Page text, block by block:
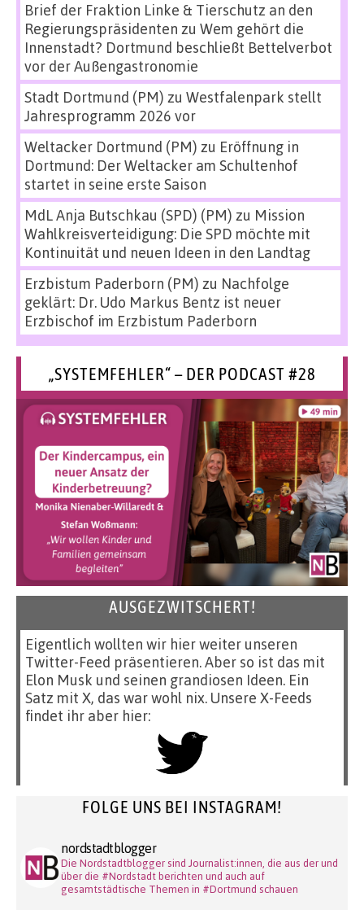
Brief der Fraktion Linke & Tierschutz an den
Regierungspräsidenten zu Wem gehört die
Innenstadt? Dortmund beschließt Bettelverbot
vor der Außengastronomie
Stadt Dortmund (PM) zu Westfalenpark stellt
Jahresprogramm 2026 vor
Weltacker Dortmund (PM) zu Eröffnung in
Dortmund: Der Weltacker am Schultenhof
startet in seine erste Saison
MdL Anja Butschkau (SPD) (PM) zu Mission
Wahlkreisverteidigung: Die SPD möchte mit
Kontinuität und neuen Ideen in den Landtag
Erzbistum Paderborn (PM) zu Nachfolge
geklärt: Dr. Udo Markus Bentz ist neuer
Erzbischof im Erzbistum Paderborn
„SYSTEMFEHLER“ – DER PODCAST #28
AUSGEZWITSCHERT!
Eigentlich wollten wir hier weiter unseren
Twitter-Feed präsentieren. Aber so ist das mit
Elon Musk und seinen grandiosen Ideen. Ein
Satz mit X, das war wohl nix. Unsere X-Feeds
findet ihr aber hier:
FOLGE UNS BEI INSTAGRAM!
nordstadtblogger
Die Nordstadtblogger sind Journalist:innen, die aus der und
über die #Nordstadt berichten und auch auf
gesamtstädtische Themen in #Dortmund schauen